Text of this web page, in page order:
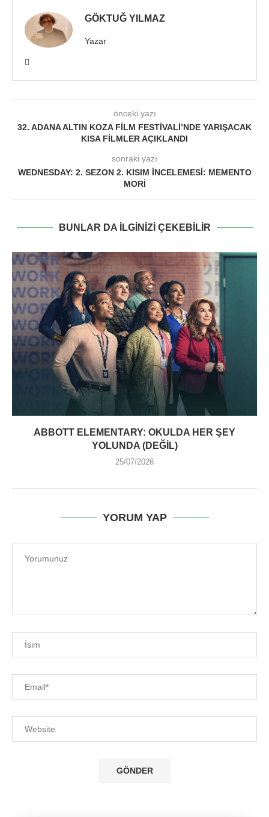
GÖKTUĞ YILMAZ
Yazar
önceki yazı
32. ADANA ALTIN KOZA FILM FESTIVALI’NDE YARIŞACAK
KISA FILMLER AÇIKLANDI
sonraki yazı
WEDNESDAY: 2. SEZON 2. KISIM İNCELEMESI: MEMENTO
MORI
BUNLAR DA ILGINIZI ÇEKEBILIR
ABBOTT ELEMENTARY: OKULDA HER ŞEY
YOLUNDA (DEĞIL)
25/07/2026
YORUM YAP